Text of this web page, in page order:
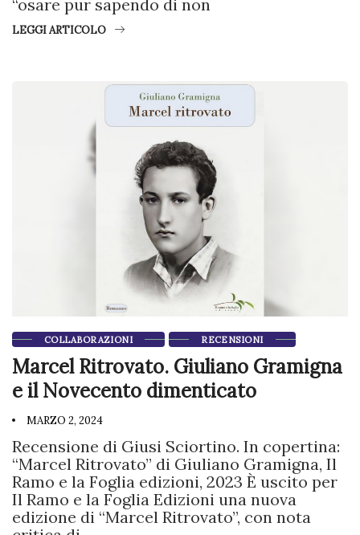
“osare pur sapendo di non
LEGGI ARTICOLO
COLLABORAZIONI RECENSIONI
Marcel Ritrovato. Giuliano Gramigna
e il Novecento dimenticato
MARZO 2, 2024
Recensione di Giusi Sciortino. In copertina:
“Marcel Ritrovato” di Giuliano Gramigna, Il
Ramo e la Foglia edizioni, 2023 È uscito per
Il Ramo e la Foglia Edizioni una nuova
edizione di “Marcel Ritrovato”, con nota